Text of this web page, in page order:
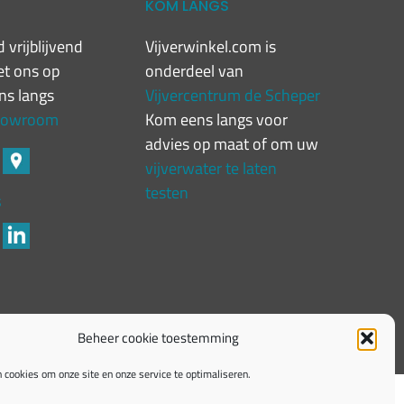
Beheer cookie toestemming
om onze site en onze service te optimaliseren.
vrijblijvend
ons op
langs
KOM LANGS
Vijverwinkel.com is
onderdeel van
Vijvercentrum de Scheper
Kom eens langs voor
advies op maat of om uw
vijverwater te laten
testen